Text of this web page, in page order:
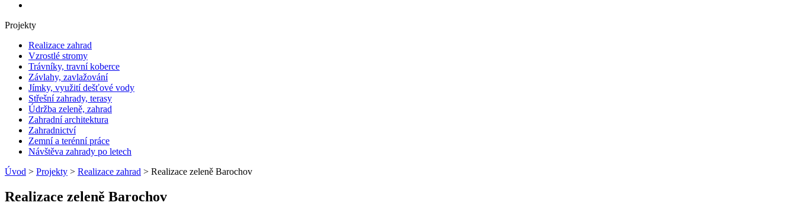
Projekty
Realizace zahrad
Vzrostlé stromy
Trávníky, travní koberce
Závlahy, zavlažování
Jímky, využití dešťové vody
Střešní zahrady, terasy
Údržba zeleně, zahrad
Zahradní architektura
Zahradnictví
Zemní a terénní práce
Návštěva zahrady po letech
Úvod > Projekty > Realizace zahrad > Realizace zeleně Barochov
Realizace zeleně Barochov